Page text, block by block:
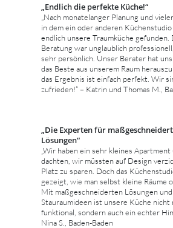
„Endlich die perfekte Küche!“
„Nach monatelanger Planung und
in dem ein oder anderen
endlich unsere Traumküche gefunden.
Beratung war unglaublich
sehr persönlich. Unser Berater hat uns
das Beste aus unserem Raum
das Ergebnis ist einfach perfekt. Wir
zufrieden!“ – Katrin und Thomas M.,
„Die Experten für
Lösungen“
„Wir haben ein sehr kleines Apartment
dachten, wir müssten auf Design
Platz zu sparen. Doch das
gezeigt, wie man selbst kleine Räume
Mit maßgeschneiderten Lösungen
Stauraumideen ist unsere Küche nicht
funktional, sondern auch ein echter
Nina S., Baden-Baden